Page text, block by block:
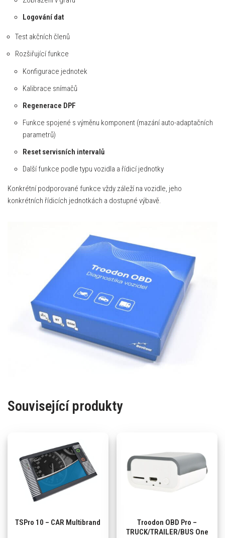
Logování dat
Test akčních členů
Rozšiřující funkce
Konfigurace jednotek
Kalibrace snímačů
Regenerace DPF
Funkce spojené s výměnu komponent (mazání auto-adaptačních
parametrů)
Reset servisních intervalů
Další funkce podle typu vozidla a řídicí jednotky
Konkrétní podporované funkce vždy záleží na vozidle, jeho
konkrétních řídicích jednotkách a dostupné výbavě.
Související produkty
TSPro 10 – CAR Multibrand
Troodon OBD Pro –
TRUCK/TRAILER/BUS One